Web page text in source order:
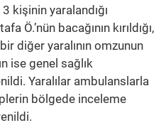
kişinin yaralandığı
Ö.’nün bacağının kırıldığı,
diğer yaralının omzunun
ise genel sağlık
Yaralılar ambulanslarla
bölgede inceleme